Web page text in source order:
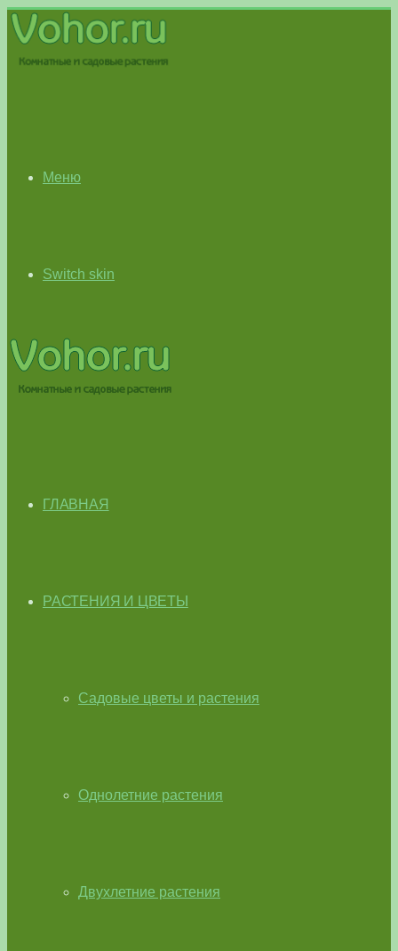
Меню
Switch skin
ГЛАВНАЯ
РАСТЕНИЯ И ЦВЕТЫ
Садовые цветы и растения
Однолетние растения
Двухлетние растения